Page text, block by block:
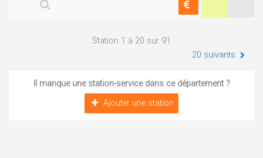
Station 1 à 20 sur 91
20 suivants
Il manque une station-service dans ce département ?
Ajouter une station